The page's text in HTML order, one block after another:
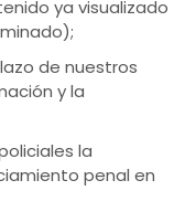
ya visualizado
de nuestros
y la
la
penal en